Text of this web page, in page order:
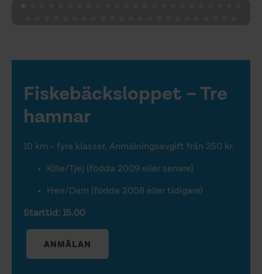
Fiskebäcksloppet – Tre
hamnar
10 km - fyra klasser. Anmälningsavgift från 350 kr.
Kille/Tjej (födda 2009 eller senare)
Herr/Dam (födda 2008 eller tidigare)
Starttid: 15.00
ANMÄLAN